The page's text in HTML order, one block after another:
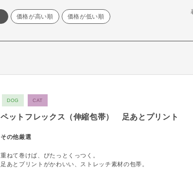
価格が高い順 価格が低い順
DOG CAT
ペットフレックス（伸縮包帯） 足あとプリント
その他厳選
重ねて巻けば、ぴたっとくっつく。
足あとプリントがかわいい、ストレッチ素材の包帯。